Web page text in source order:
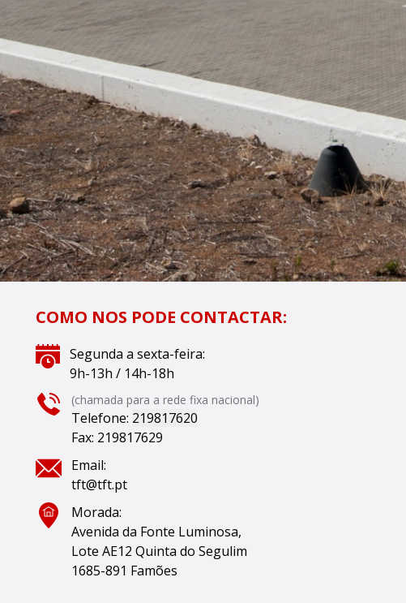
COMO NOS PODE CONTACTAR:
Segunda a sexta-feira:
9h-13h / 14h-18h
(chamada para a rede fixa nacional)
Telefone: 219817620
Fax: 219817629
Email:
tft@tft.pt
Morada:
Avenida da Fonte Luminosa,
Lote AE12 Quinta do Segulim
1685-891 Famões